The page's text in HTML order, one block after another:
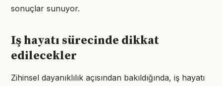
sonuçlar sunuyor.
Iş hayatı sürecinde dikkat
edilecekler
Zihinsel dayanıklılık açısından bakıldığında, iş hayatı